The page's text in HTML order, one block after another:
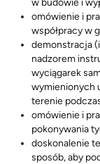
omówienie i
współpracy w
demonstracja
nadzorem
wyciągarek
wymienionych
terenie
omówienie i
pokonywania
doskonalenie
sposób, aby